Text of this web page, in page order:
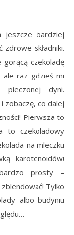
jeszcze bardziej
składniki.
gorącą czekoladę
ale raz gdzieś mi
dyni.
zobaczę, co dalej
Pierwsza to
to czekoladowy
na mleczku
karotenoidów!
prosty –
Tylko
albo budyniu